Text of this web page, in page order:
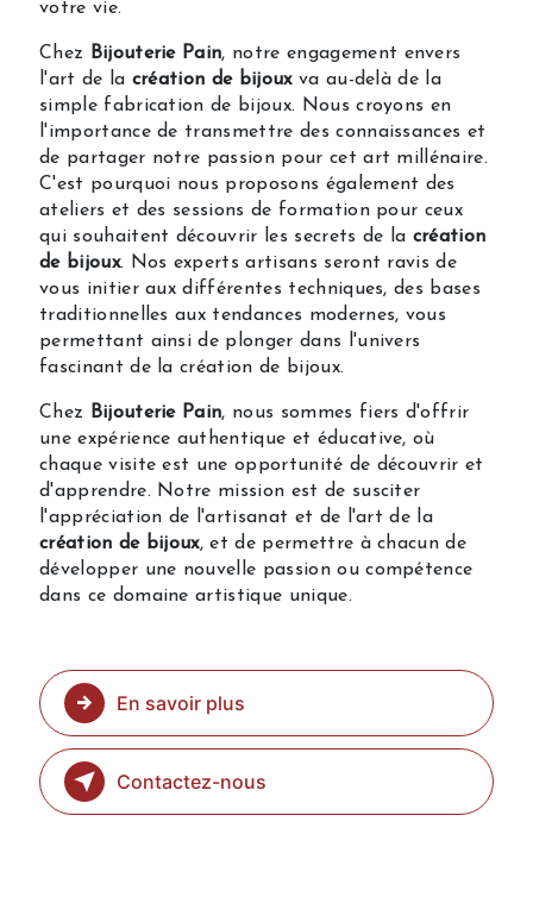
votre vie.
Chez Bijouterie Pain, notre engagement envers
l'art de la création de bijouxva au-delà de la
simple fabrication de bijoux. Nous croyons en
l'importance de transmettre des connaissances et
de partager notre passion pour cet art millénaire.
C'est pourquoi nous proposons également des
ateliers et des sessions de formation pour ceux
qui souhaitent découvrir les secrets de la création
de bijoux. Nos experts artisans seront ravis de
vous initier aux différentes techniques, des bases
traditionnelles aux tendances modernes, vous
permettant ainsi de plonger dans l'univers
fascinant de la création de bijoux.
Chez Bijouterie Pain, nous sommes fiers d'offrir
une expérience authentique et éducative, où
chaque visite est une opportunité de découvrir et
d'apprendre. Notre mission est de susciter
l'appréciation de l'artisanat et de l'art de la
création de bijoux, et de permettre à chacun de
développer une nouvelle passion ou compétence
dans ce domaine artistique unique.
En savoir plus
Contactez-nous